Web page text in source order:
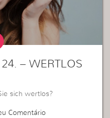
– WERTLOS
sich wertlos?
Comentário